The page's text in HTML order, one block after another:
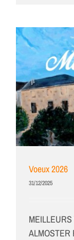
Voeux 2026
31/12/2025
ALMOSTER